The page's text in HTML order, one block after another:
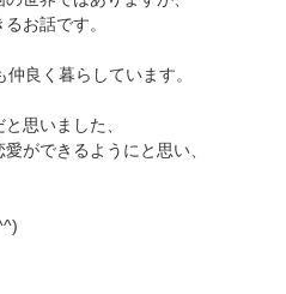
お話です。
良く暮らしています。
思いました、
ができるようにと思い、